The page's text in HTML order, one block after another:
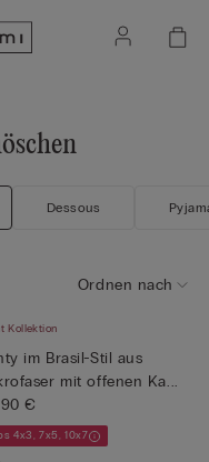
Dessous
Ordnen nach
Kollektion
im Brasil-Stil aus
mit offenen Ka...
€
4x3, 7x5, 10x7